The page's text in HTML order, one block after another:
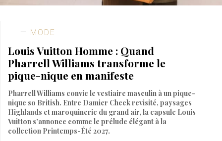
MODE
Louis Vuitton Homme : Quand
Pharrell Williams transforme le
pique-nique en manifeste
Pharrell Williams convie le vestiaire masculin à un pique-
nique so British. Entre Damier Check revisité, paysages
Highlands et maroquinerie du grand air, la capsule Louis
Vuitton s’annonce comme le prélude élégant à la
collection Printemps-Été 2027.